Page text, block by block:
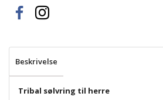
Beskrivelse
Tribal sølvring til herre